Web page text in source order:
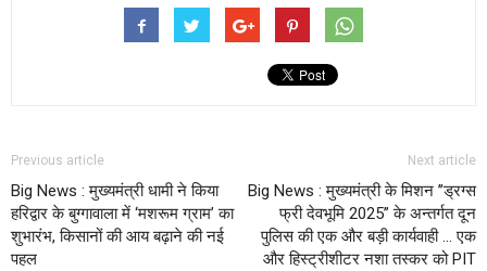
Previous article
Big News : मुख्यमंत्री धामी ने किया
हरिद्वार के बुग्गावाला में ‘मशरूम ग्राम’ का
शुभारंभ, किसानों की आय बढ़ाने की नई
पहल
Next article
Big News : मुख्यमंत्री के मिशन ’’ड्रग्स
फ्री देवभूमि 2025’’ के अन्तर्गत दून
पुलिस की एक और बड़ी कार्यवाही … एक
और हिस्ट्रीशीटर नशा तस्कर को PIT